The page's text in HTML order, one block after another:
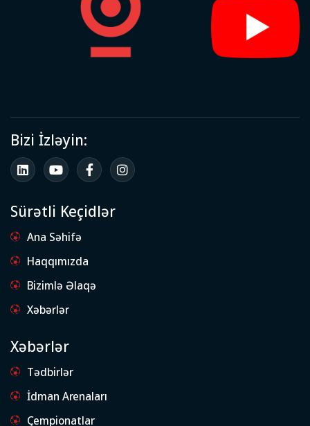
Bizi İzləyin:
Sürətli Keçidlər
Ana Səhifə
Haqqımızda
Bizimlə Əlaqə
Xəbərlər
Xəbərlər
Tədbirlər
İdman Arenaları
Çempionatlar